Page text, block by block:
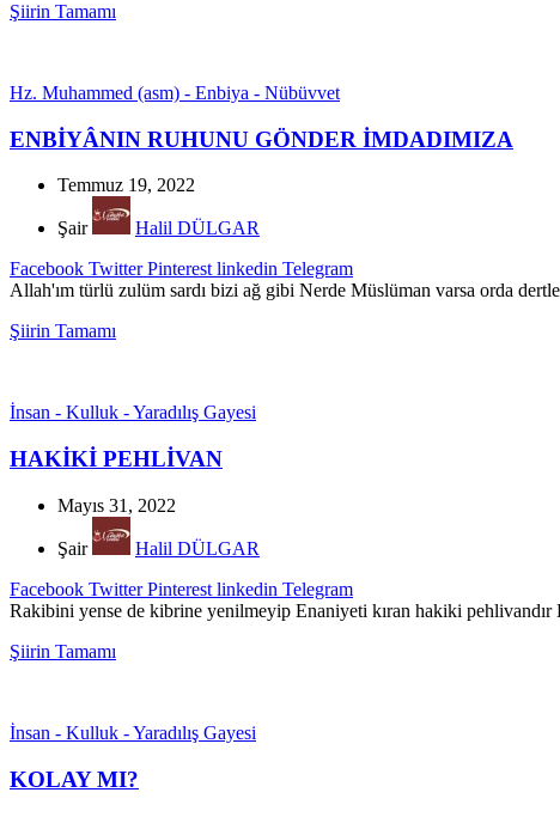
Şiirin Tamamı
Hz. Muhammed (asm) - Enbiya - Nübüvvet
ENBİYÂNIN RUHUNU GÖNDER İMDADIMIZA
Temmuz 19, 2022
Şair
Halil DÜLGAR
Facebook Twitter Pinterest linkedin Telegram
Allah'ım türlü zulüm sardı bizi ağ gibi Nerde Müslüman varsa orda
Şiirin Tamamı
İnsan - Kulluk - Yaradılış Gayesi
HAKİKİ PEHLİVAN
Mayıs 31, 2022
Şair
Halil DÜLGAR
Facebook Twitter Pinterest linkedin Telegram
Rakibini yense de kibrine yenilmeyip Enaniyeti kıran hakiki
Şiirin Tamamı
İnsan - Kulluk - Yaradılış Gayesi
KOLAY MI?